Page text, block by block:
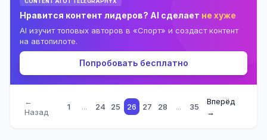
Нравится контент лидеров? AI сделает не хуже
AI изучит топовых авторов в «Спорт» и создаст контент
на автопилоте.
Попробовать бесплатно
←
Назад
1 ... 24 25 26 27 28 ... 35
Вперёд
→